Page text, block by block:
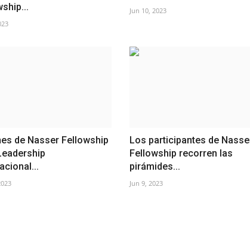
Jun 10, 2023
de Nasser Fellowship
Los participantes de
Fellowship recorren las
pirámides...
Jun 9, 2023